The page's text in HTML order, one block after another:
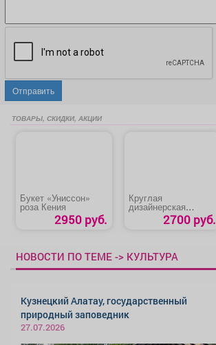
Отправить
ТОВАРЫ, СКИДКИ, АКЦИИ
Букет «Униссон»
роза Кения
2950 руб.
Круглая
дизайнерская
коробочка с микс
составом цветов и
2700 руб.
НОВОСТИ ПО ТЕМЕ -> КУЛЬТУРА
Кузнецкий Алатау, государственный
природный заповедник
27.07.2026